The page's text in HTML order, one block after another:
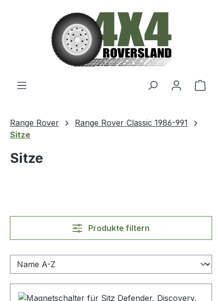
Zum Hauptinhalt springen
Range Rover
Range Rover Classic 1986-991
Sitze
Sitze
Produkte filtern